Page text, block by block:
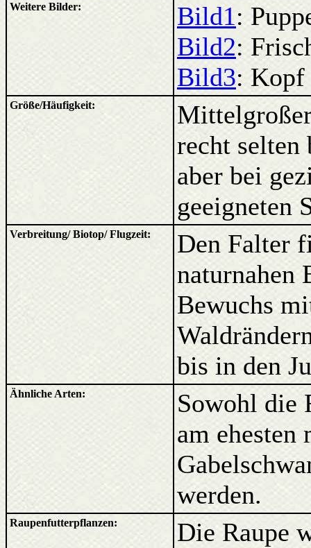
Weitere Bilder: Bild1:
Bild2:
Bild3: Kopf
Größe/Häufigkeit:
recht selten
aber bei
geeigneten
Verbreitung/ Biotop/ Flugzeit:
Den Falter
naturnahen
Bewuchs
bis in den
Ähnliche Arten:
Sowohl die
am ehesten
werden.
Raupenfutterpflanzen: Die Raupe